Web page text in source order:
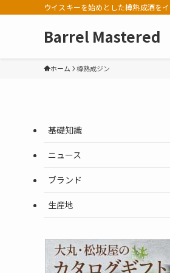
ウイスキーを始めとした樽熟成酒を
Barrel Mastered
ホーム 樽熟成ジン
基礎知識
ニュース
ブランド
生産地